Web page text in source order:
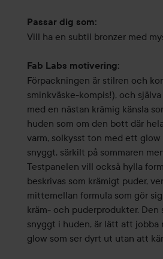
Passar dig som:
Vill ha en subtil bronzer med
Fab Labs motivering:
Förpackningen är stilren och
sminkväske-kompis!), och
med en nästan krämig känsla
huden som om den bott där
varm, solkysst ton med ett glow
snyggt, särkilt på sommaren
Testpanelen vill också hylla
beskrivas som krämigt puder,
mittemellan formula som gör
kräm- och puderprodukter.
snyggt i huden, är lätt att jobba
glow som ser dyrt ut utan att